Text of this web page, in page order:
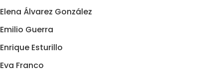
Elena Álvarez González
Emilio Guerra
Enrique Esturillo
Eva Franco